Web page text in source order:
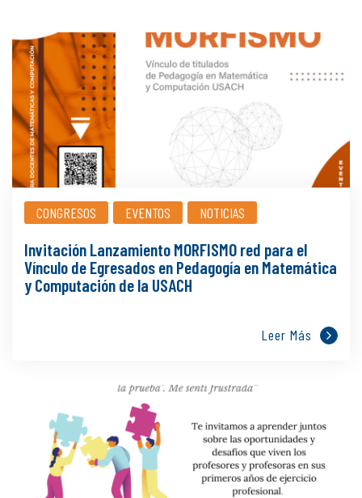
CONGRESOS EVENTOS NOTICIAS
Invitación Lanzamiento MORFISMO red para el
Vínculo de Egresados en Pedagogía en Matemática
y Computación de la USACH
Leer Más